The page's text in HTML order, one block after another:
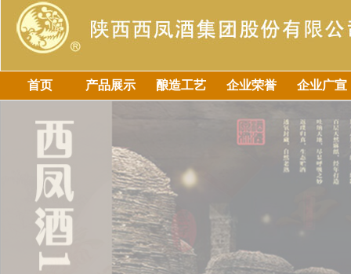
首页 产品展示 酿造工艺 企业荣誉 企业广宣